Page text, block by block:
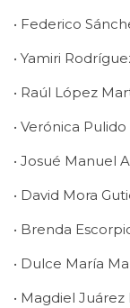
• Federico
• Yamiri
• Raúl López
• Verónica
• Josué Manuel
• David Mora
• Brenda
• Dulce María
• Magdiel